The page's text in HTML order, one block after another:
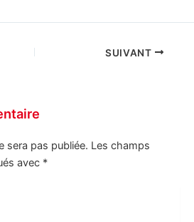
SUIVANT
sera pas publiée. Les champs
avec *